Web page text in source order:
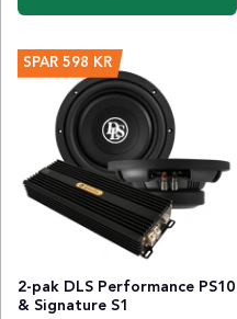
SPAR 598 KR
2-pak DLS Performance PS10
& Signature S1